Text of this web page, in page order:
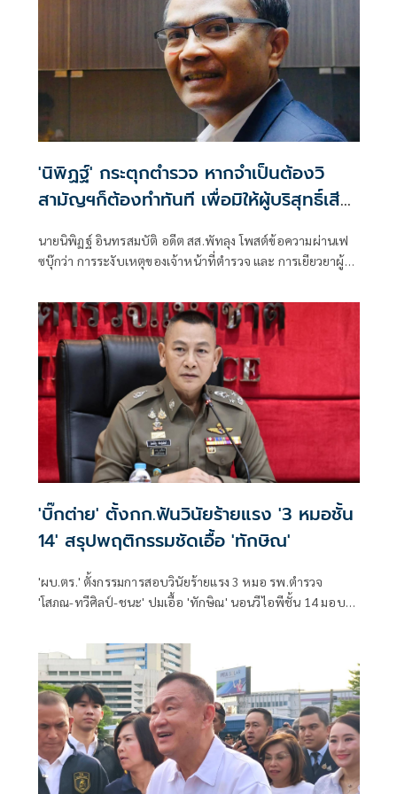
'นิพิฏฐ์' กระตุกตำรวจ หากจำเป็นต้องวิ
สามัญฯก็ต้องทำทันที เพื่อมิให้ผู้บริสุทธิ์เสีย
นายนิพิฏฐ์ อินทรสมบัติ อดีต สส.พัทลุง โพสต์ข้อความผ่านเฟ
ซบุ๊กว่า การระงับเหตุของเจ้าหน้าที่ตำรวจ และ การเยียวยาผู้
'บิ๊กต่าย' ตั้งกก.ฟันวินัยร้ายแรง '3 หมอชั้น
14' สรุปพฤติกรรมชัดเอื้อ 'ทักษิณ'
'ผบ.ตร.' ตั้งกรรมการสอบวินัยร้ายแรง 3 หมอ รพ.ตำรวจ
'โสภณ-ทวีศิลป์-ชนะ' ปมเอื้อ 'ทักษิณ' นอนวีไอพีชั้น 14 มอบ